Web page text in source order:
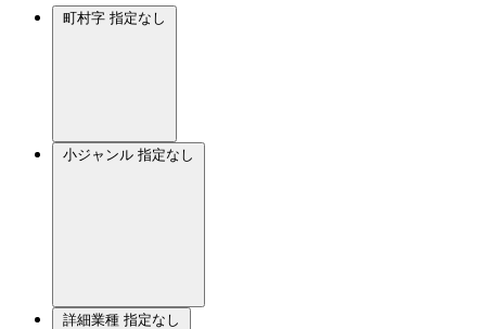
町村字 指定なし
小ジャンル 指定なし
詳細業種 指定なし